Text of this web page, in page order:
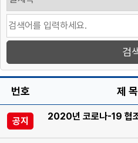
번호 제 목
공지 2020년 코로나-19 협